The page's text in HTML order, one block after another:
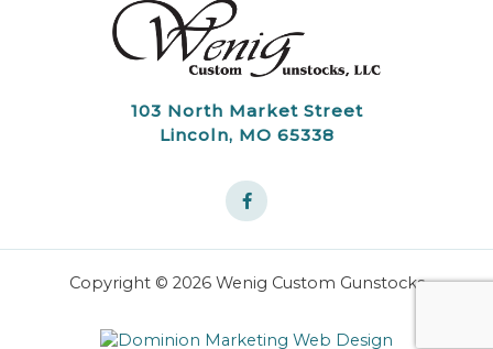
103 North Market Street
Lincoln, MO 65338
Copyright © 2026 Wenig Custom Gunstocks